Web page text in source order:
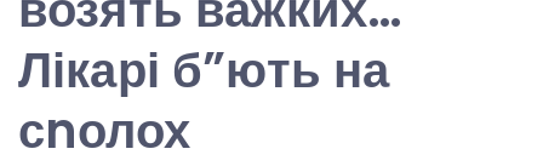
Лікарі б”ють на
сnолох